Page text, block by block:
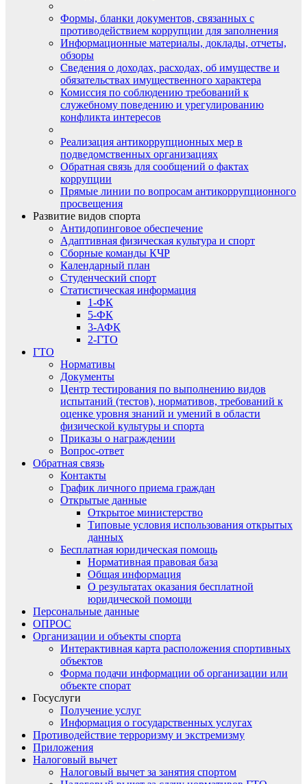
Формы, бланки документов, связанных с
противодействием коррупции для заполнения
Информационные материалы, доклады, отчеты,
обзоры
Сведения о доходах, расходах, об имуществе и
обязательствах имущественного характера
Комиссия по соблюдению требований к
служебному поведению и урегулированию
конфликта интересов
Реализация антикоррупционных мер в
подведомственных организациях
Обратная связь для сообщений о фактах
коррупции
Прямые линии по вопросам антикоррупционного
просвещения
Развитие видов спорта
Антидопинговое обеспечение
Адаптивная физическая культура и спорт
Сборные команды КЧР
Календарный план
Студенческий спорт
Статистическая информация
1-ФК
5-ФК
3-АФК
2-ГТО
ГТО
Нормативы
Документы
Центр тестирования по выполнению видов
испытаний (тестов), нормативов, требований к
оценке уровня знаний и умений в области
физической культуры и спорта
Приказы о награждении
Вопрос-ответ
Обратная связь
Контакты
График личного приема граждан
Открытые данные
Открытое министерство
Типовые условия использования открытых
данных
Бесплатная юридическая помощь
Нормативная правовая база
Общая информация
О результатах оказания бесплатной
юридической помощи
Персональные данные
ОПРОС
Организации и объекты спорта
Интерактивная карта расположения спортивных
объектов
Форма подачи информации об организации или
объекте спорат
Госуслуги
Получение услуг
Информация о государственных услугах
Противодействие терроризму и экстремизму
Приложения
Налоговый вычет
Налоговый вычет за занятия спортом